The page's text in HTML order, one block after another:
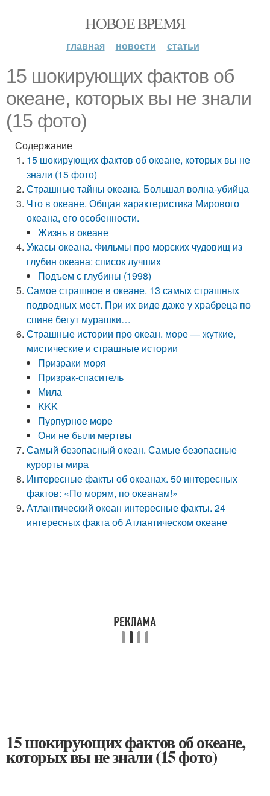
НОВОЕ ВРЕМЯ
главная новости статьи
15 шокирующих фактов об
океане, которых вы не знали
(15 фото)
Содержание
15 шокирующих фактов об океане, которых вы не
знали (15 фото)
Страшные тайны океана. Большая волна-убийца
Что в океане. Общая характеристика Мирового
океана, его особенности.
Жизнь в океане
Ужасы океана. Фильмы про морских чудовищ из
глубин океана: список лучших
Подъем с глубины (1998)
Самое страшное в океане. 13 самых страшных
подводных мест. При их виде даже у храбреца по
спине бегут мурашки…
Страшные истории про океан. море — жуткие,
мистические и страшные истории
Призраки моря
Призрак-спаситель
Мила
KKK
Пурпурное море
Они не были мертвы
Самый безопасный океан. Самые безопасные
курорты мира
Интересные факты об океанах. 50 интересных
фактов: «По морям, по океанам!»
Атлантический океан интересные факты. 24
интересных факта об Атлантическом океане
15 шокирующих фактов об океане,
которых вы не знали (15 фото)